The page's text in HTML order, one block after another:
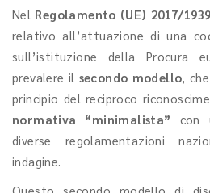
Nel Regolamento (UE) 2017/1939
relativo all’attuazione di una
sull’istituzione della Procura
prevalere il secondo modello ,
principio del reciproco
normativa “minimalista” con
diverse regolamentazioni
indagine.
Questo secondo modello di